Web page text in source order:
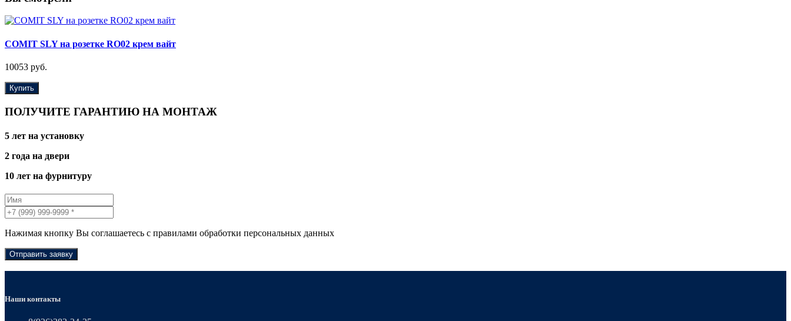
COMIT SLY на розетке RO02 крем вайт
10053 руб.
Купить
ПОЛУЧИТЕ ГАРАНТИЮ НА МОНТАЖ
5 лет на установку
2 года на двери
10 лет на фурнитуру
Нажимая кнопку Вы соглашаетесь с правилами обработки персональных данных
Отправить заявку
Наши контакты